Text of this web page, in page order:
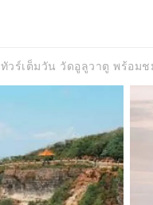
ทัวร์เต็มวัน วัดอูลูวาตู พร้อม